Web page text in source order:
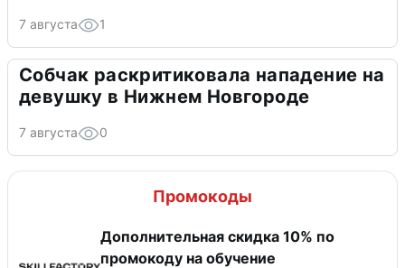
7 августа 1
Собчак раскритиковала нападение на
девушку в Нижнем Новгороде
7 августа 0
Промокоды
Дополнительная скидка 10% по
промокоду на обучение